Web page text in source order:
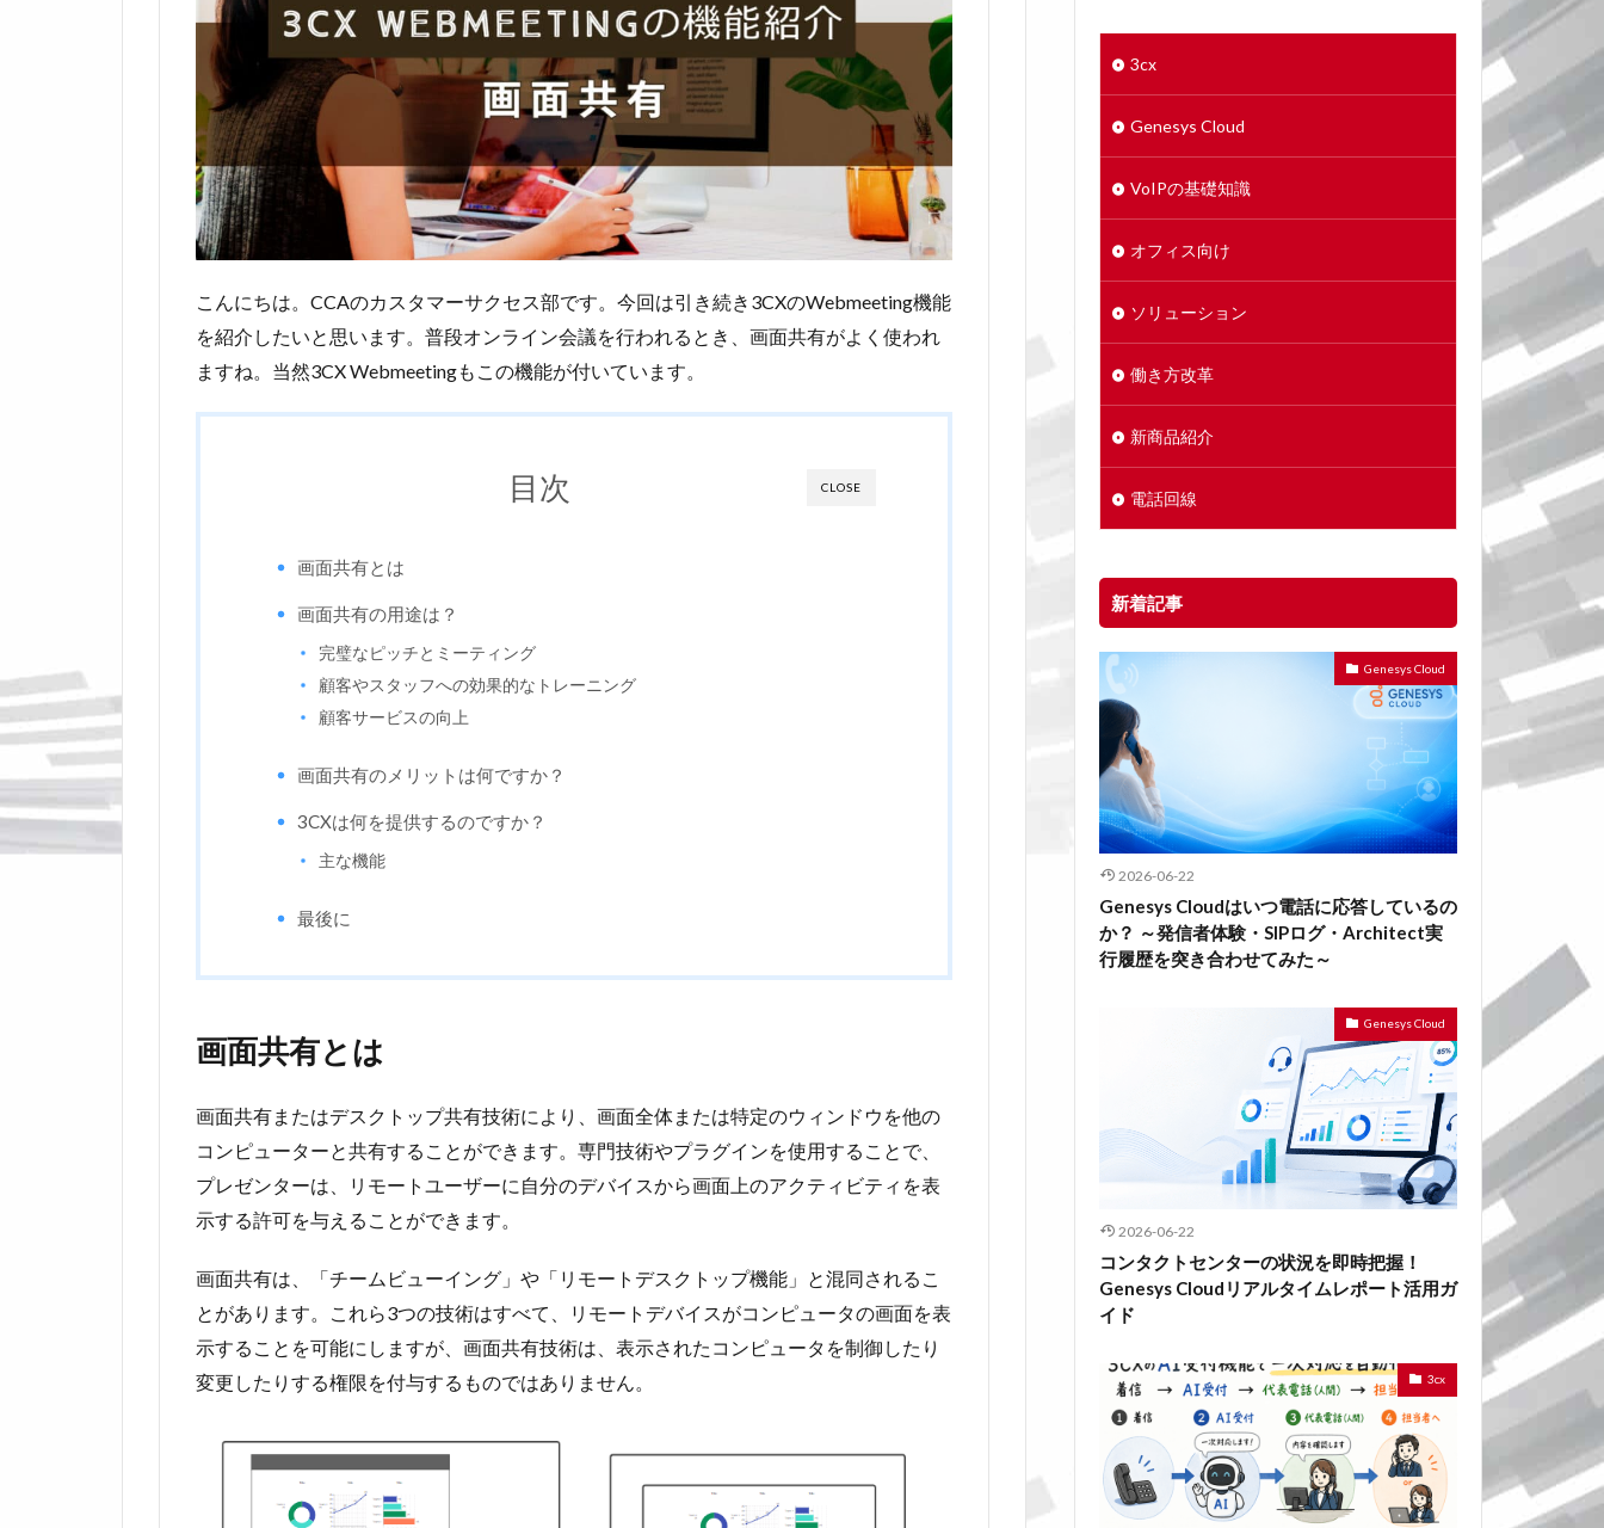
こんにちは。CCAのカスタマーサクセス部です。今回は引き続き3CXのWebmeeting機能
を紹介したいと思います。普段オンライン会議を行われるとき、画面共有がよく使われ
ますね。当然3CX Webmeetingもこの機能が付いています。
CLOSE
目次
画面共有とは
画面共有の用途は？
完璧なピッチとミーティング
顧客やスタッフへの効果的なトレーニング
顧客サービスの向上
画面共有のメリットは何ですか？
3CXは何を提供するのですか？
主な機能
最後に
画面共有とは
画面共有またはデスクトップ共有技術により、画面全体または特定のウィンドウを他の
コンピューターと共有することができます。専門技術やプラグインを使用することで、
プレゼンターは、リモートユーザーに自分のデバイスから画面上のアクティビティを表
示する許可を与えることができます。
画面共有は、「チームビューイング」や「リモートデスクトップ機能」と混同されるこ
とがあります。これら3つの技術はすべて、リモートデバイスがコンピュータの画面を表
示することを可能にしますが、画面共有技術は、表示されたコンピュータを制御したり
変更したりする権限を付与するものではありません。
3cx
Genesys Cloud
VoIPの基礎知識
オフィス向け
ソリューション
働き方改革
新商品紹介
電話回線
新着記事
Genesys Cloud
2026-06-22
Genesys Cloudはいつ電話に応答しているの
か？ ～発信者体験・SIPログ・Architect実
行履歴を突き合わせてみた～
Genesys Cloud
2026-06-22
コンタクトセンターの状況を即時把握！
Genesys Cloudリアルタイムレポート活用ガ
イド
3cx